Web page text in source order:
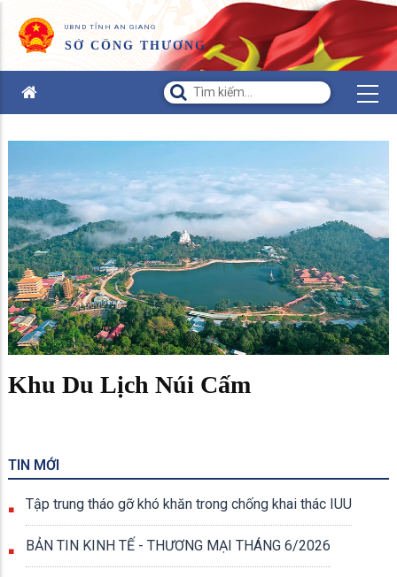
UBND TỈNH AN GIANG
SỞ CÔNG THƯƠNG
Khu Du Lịch Núi Cấm
TIN MỚI
Tập trung tháo gỡ khó khăn trong chống khai thác IUU
BẢN TIN KINH TẾ - THƯƠNG MẠI THÁNG 6/2026